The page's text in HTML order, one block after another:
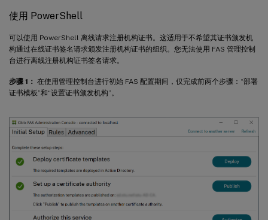
使用 PowerShell
可以使用 PowerShell 离线请求注册机构证书。这适用于不希望其证书颁发机
构通过在线证书签名请求颁发注册机构证书的组织。您无法使用 FAS 管理控制
台进行离线注册机构证书签名请求。
步骤 1： 在使用管理控制台进行初始 FAS 配置期间，仅完成前两个步骤：“部署
证书模板”和“设置证书颁发机构”。